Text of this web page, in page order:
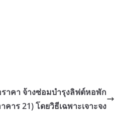
าคา จ้างซ่อมบำรุงลิฟต์หอพัก
าร 21) โดยวิธีเฉพาะเจาะจง